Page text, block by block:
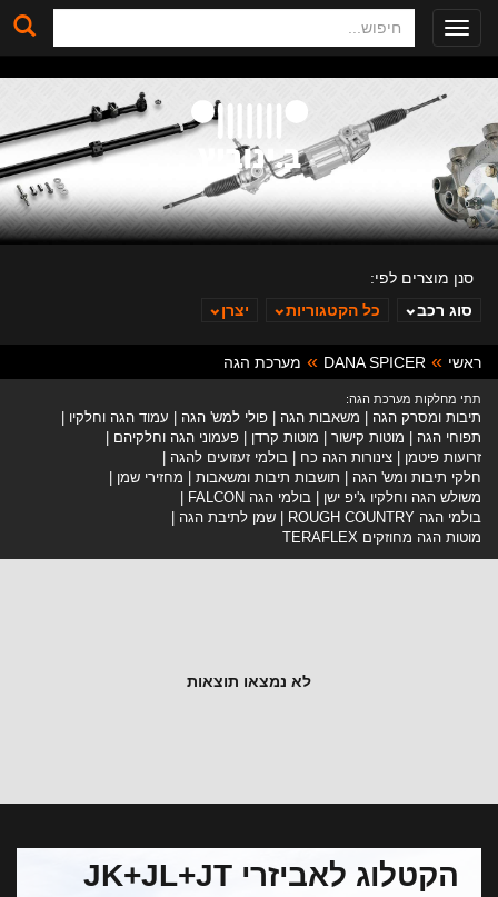
Toggle
navigation
ב. ינוביץ
סנן מוצרים לפי:
סוג רכב
כל הקטגוריות יצרן
ראשי DANA SPICER מערכת הגה
תתי מחלקות מערכת הגה:
תיבות ומסרק הגה משאבות הגה פולי למש' הגה
עמוד הגה וחלקיו
תפוחי הגה
מוטות קישור מוטות קרדן
פעמוני הגה וחלקיהם
זרועות פיטמן
צינורות הגה כח
בולמי זעזועים להגה
חלקי תיבות ומש' הגה
תושבות תיבות ומשאבות
מחזירי שמן
משולש הגה וחלקיו ג'יפ ישן
בולמי הגה FALCON
בולמי הגה ROUGH COUNTRY
שמן לתיבת הגה
מוטות הגה מחוזקים TERAFLEX
לא נמצאו תוצאות
הקטלוג לאביזרי JK+JL+JT